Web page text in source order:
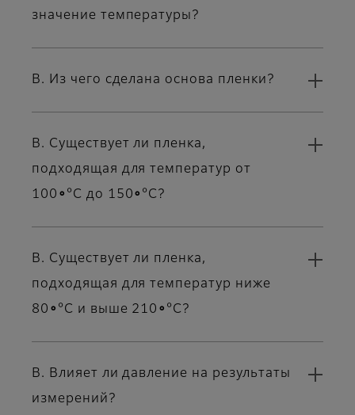
значение температуры?
В. Из чего сделана основа пленки?
В. Существует ли пленка,
подходящая для температур от
100∘°C до 150∘°C?
В. Существует ли пленка,
подходящая для температур ниже
80∘°C и выше 210∘°C?
В. Влияет ли давление на результаты
измерений?